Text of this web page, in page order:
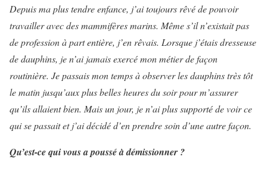
Depuis ma plus tendre enfance, j’ai toujours rêvé de pouvoir
travailler avec des mammifères marins. Même s’il n’existait pas
de profession à part entière, j’en rêvais. Lorsque j’étais dresseuse
de dauphins, je n’ai jamais exercé mon métier de façon
routinière. Je passais mon temps à observer les dauphins très tôt
le matin jusqu’aux plus belles heures du soir pour m’assurer
qu’ils allaient bien. Mais un jour, je n’ai plus supporté de voir ce
qui se passait et j’ai décidé d’en prendre soin d’une autre façon.
Qu’est-ce qui vous a poussé à démissionner ?